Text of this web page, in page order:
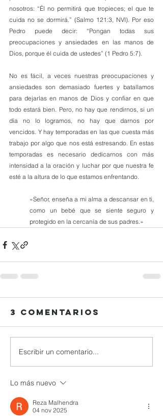
nosotros: “Él no permitirá que tropieces; el que te
cuida no se dormirá.” (Salmo 121:3, NVI). Por eso
Pedro puede decir: “Pongan todas sus
preocupaciones y ansiedades en las manos de
Dios, porque él cuida de ustedes” (1 Pedro 5:7).
No es fácil, a veces nuestras preocupaciones y
ansiedades son demasiado fuertes y batallamos
para dejarlas en manos de Dios y confiar en que
todo estará bien. Pero, no hay que rendirnos, si un
día no lo logramos, no hay que darnos por
vencidos. Y hay temporadas en las que cuesta más
trabajo por algo que nos está estresando. En estas
temporadas es necesario dedicarnos con más
intensidad a la oración y luchar por que nuestra fe
esté a la altura de lo que estamos enfrentando.
«Señor, enseña a mi alma a descansar en ti,
como un bebé que se siente seguro y
protegido en la cercanía de sus padres.»
3 comentarios
Escribir un comentario...
Lo más nuevo
Reza Malhendra
04 nov 2025